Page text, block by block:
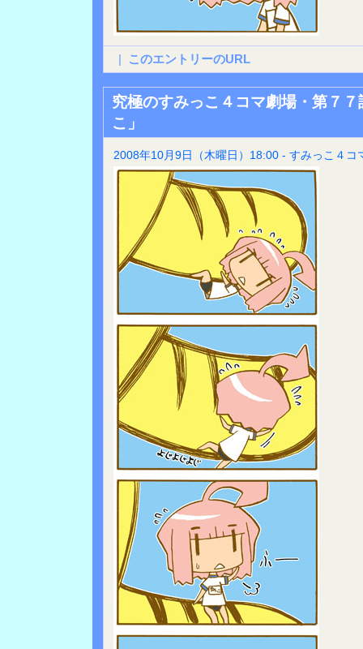
| このエントリーのURL
究極のすみっこ４コマ劇場・第７
こ」
2008年10月9日（木曜日）18:00 - すみっこ４コ